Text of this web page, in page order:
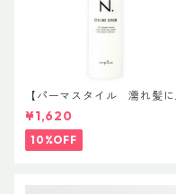
【パーマスタイル 濡れ髪に
おすすめ】N.スタイリングセ
ラム 94g N.スタイリングシ
リーズ
¥1,620
10%OFF